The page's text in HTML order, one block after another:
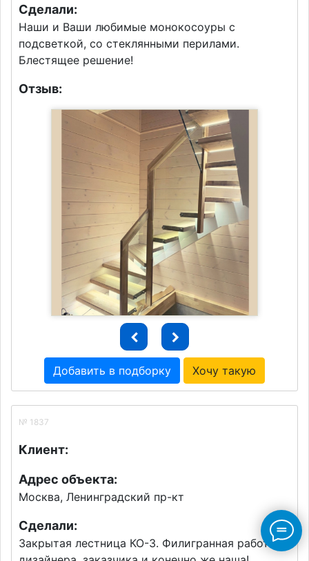
Сделали:
Наши и Ваши любимые монокосоуры с
подсветкой, со стеклянными перилами.
Блестящее решение!
Отзыв:
Добавить в подборку Хочу такую
№ 1837
Клиент:
Адрес объекта:
Москва, Ленинградский пр-кт
Сделали:
Закрытая лестница КО-3. Филигранная работа